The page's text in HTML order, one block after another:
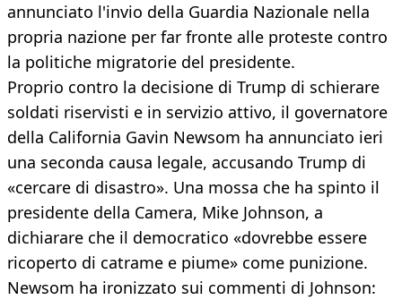
annunciato l'invio della Guardia Nazionale nella
propria nazione per far fronte alle proteste contro
la politiche migratorie del presidente.
Proprio contro la decisione di Trump di schierare
soldati riservisti e in servizio attivo, il governatore
della California Gavin Newsom ha annunciato ieri
una seconda causa legale, accusando Trump di
«cercare di disastro». Una mossa che ha spinto il
presidente della Camera, Mike Johnson, a
dichiarare che il democratico «dovrebbe essere
ricoperto di catrame e piume» come punizione.
Newsom ha ironizzato sui commenti di Johnson: